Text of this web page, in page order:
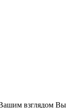
взглядом Вы